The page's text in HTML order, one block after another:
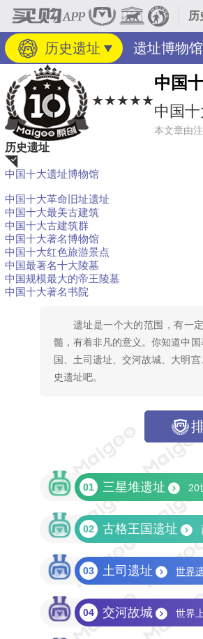
历
历史遗址 遗址博物馆
★★★★★
中国
中国
本文章由
历史遗址
中国十大遗址博物馆
中国十大革命旧址遗址
中国十大最美古建筑
中国十大古建筑群
中国十大著名博物馆
中国十大红色旅游景点
中国最著名十大陵墓
中国规模最大的帝王陵墓
中国十大著名书院
遗址是一个大的范围，有一
髓，有着非凡的意义。你知道中
国、土司遗址、交河故城、大明
史遗址吧。
01 三星堆遗址 20
02 古格王国遗址
03 土司遗址 世界
04 交河故城 世界